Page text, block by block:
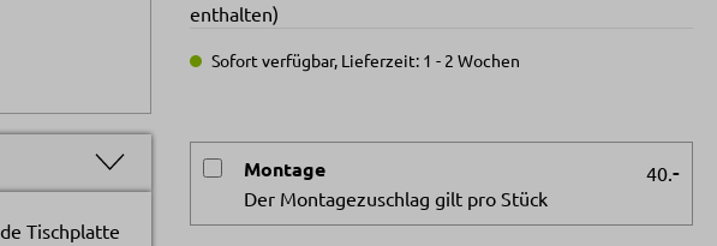
enthalten)
Sofort verfügbar, Lieferzeit: 1 - 2 Wochen
Montage
Der Montagezuschlag gilt pro Stück
40.-
Tischplatte